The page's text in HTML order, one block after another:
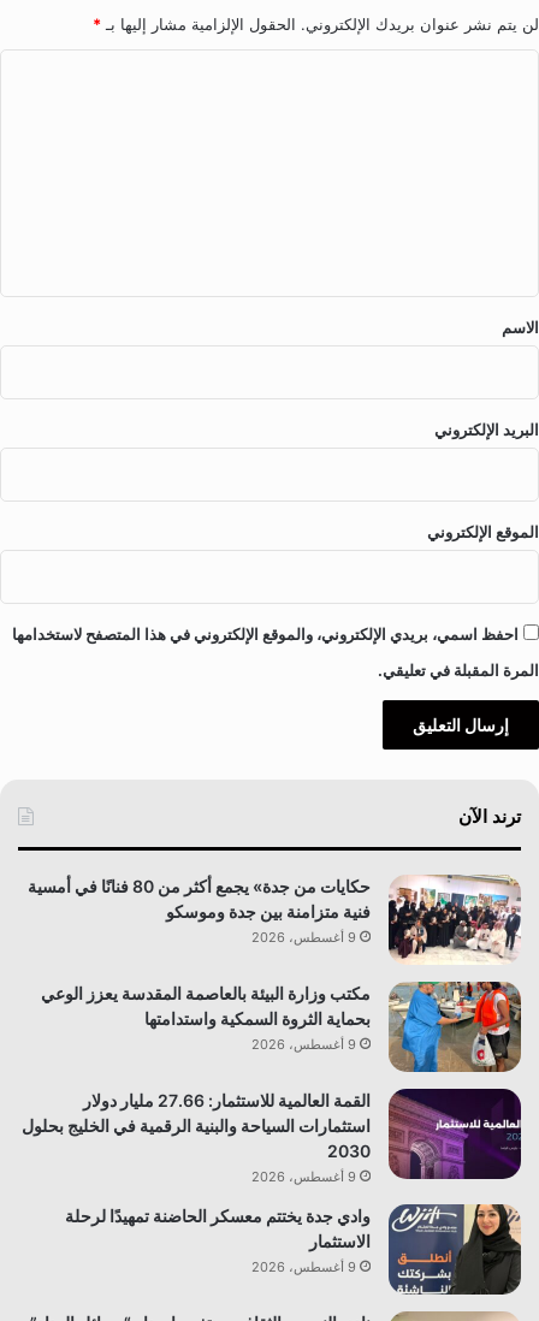
لن يتم نشر عنوان بريدك الإلكتروني. الحقول الإلزامية مشار إليها بـ *
*
الاسم
البريد الإلكتروني
الموقع الإلكتروني
احفظ اسمي، بريدي الإلكتروني، والموقع الإلكتروني في هذا المتصفح لاستخدامها
المرة المقبلة في تعليقي.
ترند الآن
حكايات من جدة» يجمع أكثر من 80 فنانًا في أمسية
فنية متزامنة بين جدة وموسكو
9 أغسطس، 2026
مكتب وزارة البيئة بالعاصمة المقدسة يعزز الوعي
بحماية الثروة السمكية واستدامتها
9 أغسطس، 2026
القمة العالمية للاستثمار: 27.66 مليار دولار
استثمارات السياحة والبنية الرقمية في الخليج بحلول
2030
9 أغسطس، 2026
وادي جدة يختتم معسكر الحاضنة تمهيدًا لرحلة
الاستثمار
9 أغسطس، 2026